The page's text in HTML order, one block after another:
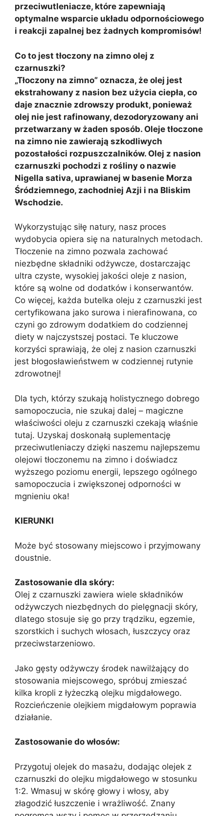
przeciwutleniacze, które zapewniają
optymalne wsparcie układu odpornościowego
i reakcji zapalnej bez żadnych kompromisów!
Co to jest tłoczony na zimno olej z
czarnuszki?
„Tłoczony na zimno” oznacza, że olej jest
ekstrahowany z nasion bez użycia ciepła, co
daje znacznie zdrowszy produkt, ponieważ
olej nie jest rafinowany, dezodoryzowany ani
przetwarzany w żaden sposób. Oleje tłoczone
na zimno nie zawierają szkodliwych
pozostałości rozpuszczalników. Olej z nasion
czarnuszki pochodzi z rośliny o nazwie
Nigella sativa, uprawianej w basenie Morza
Śródziemnego, zachodniej Azji i na Bliskim
Wschodzie.
Wykorzystując siłę natury, nasz proces
wydobycia opiera się na naturalnych metodach.
Tłoczenie na zimno pozwala zachować
niezbędne składniki odżywcze, dostarczając
ultra czyste, wysokiej jakości oleje z nasion,
które są wolne od dodatków i konserwantów.
Co więcej, każda butelka oleju z czarnuszki jest
certyfikowana jako surowa i nierafinowana, co
czyni go zdrowym dodatkiem do codziennej
diety w najczystszej postaci. Te kluczowe
korzyści sprawiają, że olej z nasion czarnuszki
jest błogosławieństwem w codziennej rutynie
zdrowotnej!
Dla tych, którzy szukają holistycznego dobrego
samopoczucia, nie szukaj dalej – magiczne
właściwości oleju z czarnuszki czekają właśnie
tutaj. Uzyskaj doskonałą suplementację
przeciwutleniaczy dzięki naszemu najlepszemu
olejowi tłoczonemu na zimno i doświadcz
wyższego poziomu energii, lepszego ogólnego
samopoczucia i zwiększonej odporności w
mgnieniu oka!
KIERUNKI
Może być stosowany miejscowo i przyjmowany
doustnie.
Zastosowanie dla skóry:
Olej z czarnuszki zawiera wiele składników
odżywczych niezbędnych do pielęgnacji skóry,
dlatego stosuje się go przy trądziku, egzemie,
szorstkich i suchych włosach, łuszczycy oraz
przeciwstarzeniowo.
Jako gęsty odżywczy środek nawilżający do
stosowania miejscowego, spróbuj zmieszać
kilka kropli z łyżeczką olejku migdałowego.
Rozcieńczenie olejkiem migdałowym poprawia
działanie.
Zastosowanie do włosów:
Przygotuj olejek do masażu, dodając olejek z
czarnuszki do olejku migdałowego w stosunku
1:2. Wmasuj w skórę głowy i włosy, aby
złagodzić łuszczenie i wrażliwość. Znany